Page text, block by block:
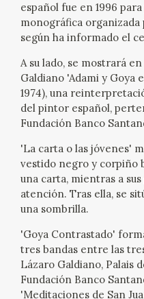
BIOGRAFÍA
CRONOLOGÍA
EL VIAJE DE GOYA
CATÁLOGO
GOYA EN EL MUNDO
GOYA EN ARAGÓN
EDICIONES
PUBLICACIONES
español fue en 1996
monográfica organizada
según ha informado el
A su lado, se mostrará
Galdiano 'Adami y Goya
1974), una
del pintor español,
Fundación Banco
'La carta o las jóvenes'
vestido negro y corpiño
una carta, mientras a
atención. Tras ella, se
una sombrilla.
'Goya Contrastado'
tres bandas entre las
Lázaro Galdiano, Palais
Fundación Banco
'Meditaciones de San